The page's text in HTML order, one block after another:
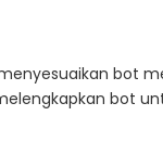
bot
bot